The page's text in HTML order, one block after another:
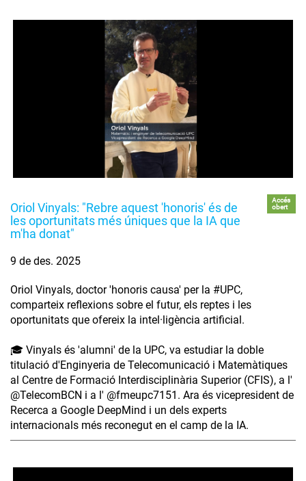
Oriol Vinyals: "Rebre aquest 'honoris' és de
les oportunitats més úniques que la IA que
m'ha donat"
Accés
obert
9 de des. 2025
Oriol Vinyals, doctor 'honoris causa' per la #UPC,
comparteix reflexions sobre el futur, els reptes i les
oportunitats que ofereix la intel·ligència artificial.
🎓 Vinyals és 'alumni' de la UPC, va estudiar la doble
titulació d'Enginyeria de Telecomunicació i Matemàtiques
al Centre de Formació Interdisciplinària Superior (CFIS), a l'
‪@TelecomBCN‬ i a l' ‪@fmeupc7151‬. Ara és vicepresident de
Recerca a Google DeepMind i un dels experts
internacionals més reconegut en el camp de la IA.